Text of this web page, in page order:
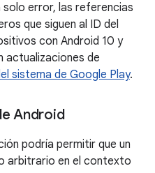
solo error, las referencias
que siguen al ID del
con Android 10 y
actualizaciones de
sistema de Google Play.
Android
podría permitir que un
arbitrario en el contexto